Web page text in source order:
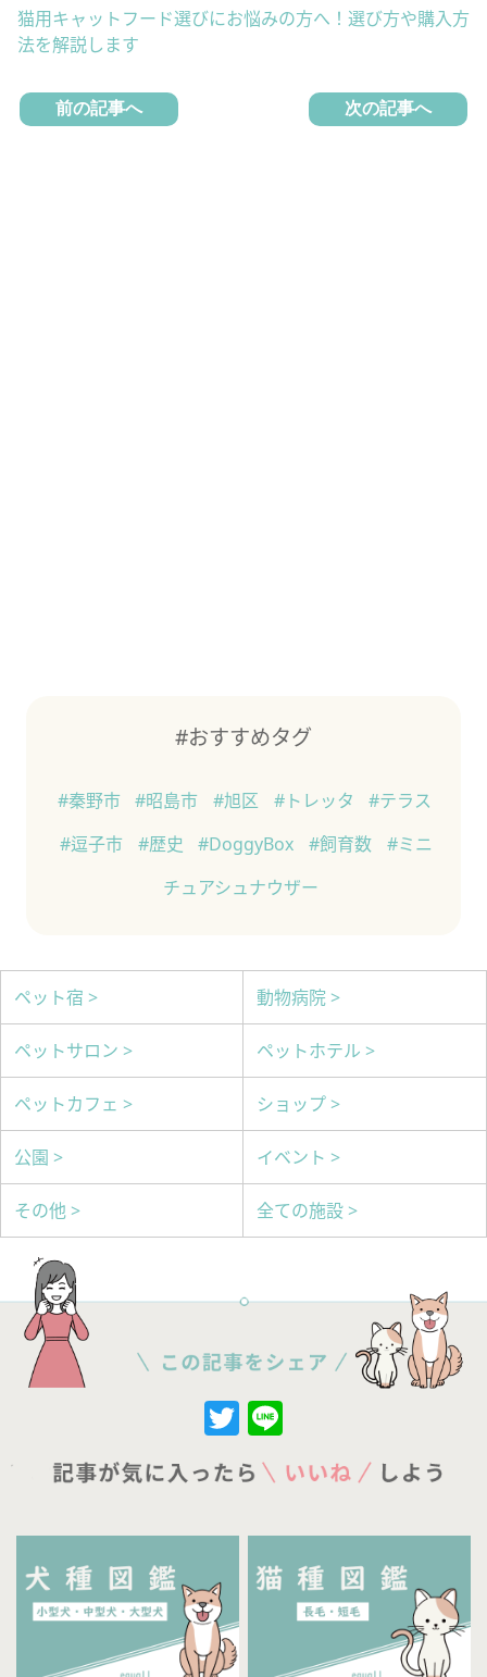
猫用キャットフード選びにお悩みの方へ！選び方や購入方
法を解説します
前の記事へ 次の記事へ
#おすすめタグ
#秦野市 #昭島市 #旭区 #トレッタ
#テラス
#逗子市
#歴史 #DoggyBox #飼育数
#ミニ
チュアシュナウザー
ペット宿 > 動物病院 >
ペットサロン > ペットホテル >
ペットカフェ > ショップ >
公園 > イベント >
その他 > 全ての施設 >
Twitter